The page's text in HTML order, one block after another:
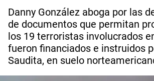
Danny González aboga por las
de documentos que permitan
los 19 terroristas involucrados
fueron financiados e instruidos
Saudita, en suelo